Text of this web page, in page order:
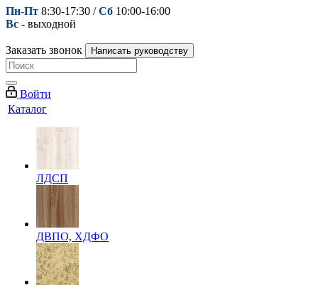
Пн-Пт 8:30-17:30 /Сб 10:00-16:00
Вс - выходной
Заказать звонок Написать руководству
Войти
Каталог
ЛДСП
ДВПО, ХДФО